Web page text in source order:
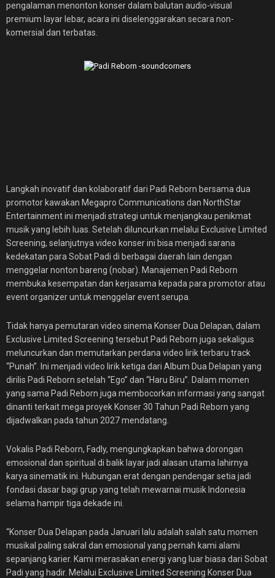
pengalaman menonton konser dalam balutan audio-visual
premium layar lebar, acara ini diselenggarakan secara non-
komersial dan terbatas.
Langkah inovatif dan kolaboratif dari Padi Reborn bersama dua
promotor kawakan Megapro Communications dan NorthStar
Entertainment ini menjadi strategi untuk menjangkau penikmat
musik yang lebih luas. Setelah diluncurkan melalui Exclusive Limited
Screening, selanjutnya video konser ini bisa menjadi sarana
kedekatan para Sobat Padi di berbagai daerah lain dengan
menggelar nonton bareng (nobar). Manajemen Padi Reborn
membuka kesempatan dan kerjasama kepada para promotor atau
event organizer untuk menggelar event serupa.
Tidak hanya pemutaran video sinema Konser Dua Delapan, dalam
Exclusive Limited Screening tersebut Padi Reborn juga sekaligus
meluncurkan dan memutarkan perdana video lirik terbaru track
“Punah”. Ini menjadi video lirik ketiga dari Album Dua Delapan yang
dirilis Padi Reborn setelah “Ego” dan “Haru Biru”. Dalam momen
yang sama Padi Reborn juga membocorkan informasi yang sangat
dinanti terkait mega proyek Konser 30 Tahun Padi Reborn yang
dijadwalkan pada tahun 2027 mendatang.
Vokalis Padi Reborn, Fadly, mengungkapkan bahwa dorongan
emosional dan spiritual di balik layar jadi alasan utama lahirnya
karya sinematik ini. Hubungan erat dengan pendengar setia jadi
fondasi dasar bagi grup yang telah mewarnai musik Indonesia
selama hampir tiga dekade ini.
“Konser Dua Delapan pada Januari lalu adalah salah satu momen
musikal paling sakral dan emosional yang pernah kami alami
sepanjang karier. Kami merasakan energi yang luar biasa dari Sobat
Padi yang hadir. Melalui Exclusive Limited Screening Konser Dua